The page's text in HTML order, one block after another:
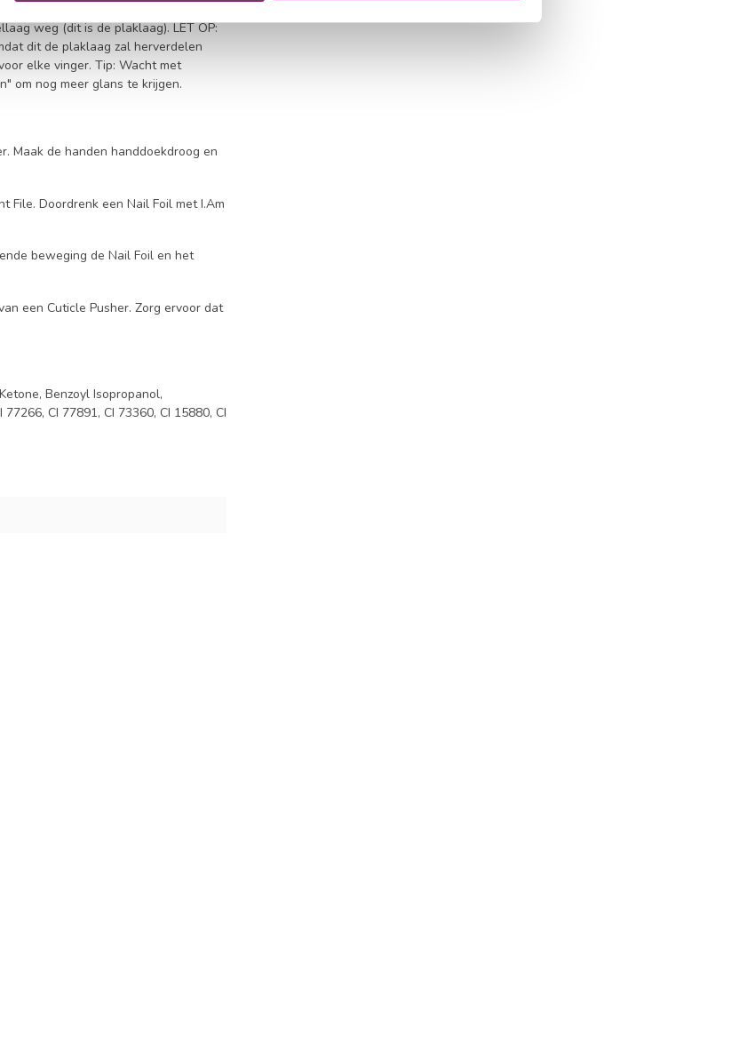
te reinigen na uitharding. Verzadig
weg (dit is de plaklaag). LET OP:
dit de plaklaag zal herverdelen
elke vinger. Tip: Wacht met
om nog meer glans te krijgen.
Maak de handen handdoekdroog en
File. Doordrenk een Nail Foil met I.Am
beweging de Nail Foil en het
een Cuticle Pusher. Zorg ervoor dat
Benzoyl Isopropanol,
CI 77891, CI 73360, CI 15880, CI